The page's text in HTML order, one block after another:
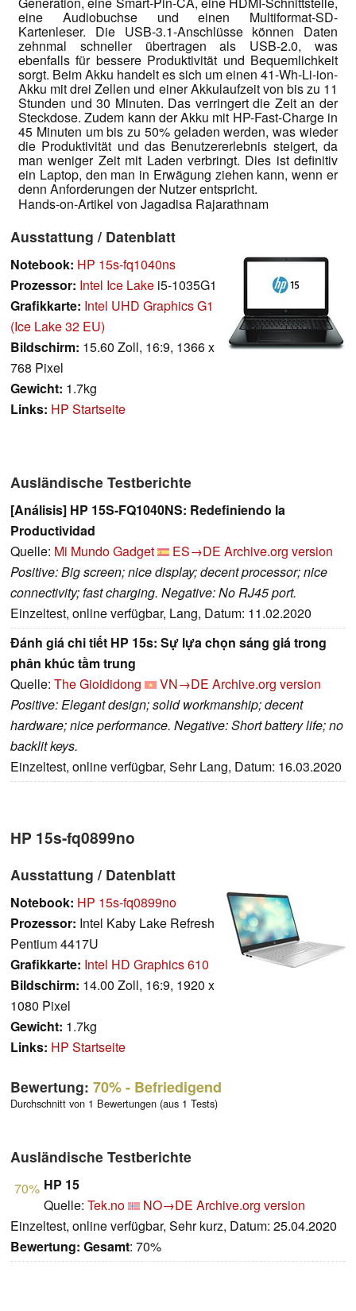
eine Audiobuchse und einen Multiformat-SD-
Kartenleser. Die USB-3.1-Anschlüsse können Daten
zehnmal schneller übertragen als USB-2.0, was
ebenfalls für bessere Produktivität und Bequemlichkeit
sorgt. Beim Akku handelt es sich um einen 41-Wh-Li-ion-
Akku mit drei Zellen und einer Akkulaufzeit von bis zu 11
Stunden und 30 Minuten. Das verringert die Zeit an der
Steckdose. Zudem kann der Akku mit HP-Fast-Charge in
45 Minuten um bis zu 50% geladen werden, was wieder
die Produktivität und das Benutzererlebnis steigert, da
man weniger Zeit mit Laden verbringt. Dies ist definitiv
ein Laptop, den man in Erwägung ziehen kann, wenn er
denn Anforderungen der Nutzer entspricht.
Hands-on-Artikel von Jagadisa Rajarathnam
Ausstattung / Datenblatt
Notebook: HP 15s-fq1040ns
Prozessor: Intel Ice Lake i5-1035G1
Grafikkarte: Intel UHD Graphics G1
(Ice Lake 32 EU)
Bildschirm: 15.60 Zoll, 16:9, 1366 x
768 Pixel
Gewicht: 1.7kg
Links: HP Startseite
Ausländische Testberichte
[Análisis] HP 15S-FQ1040NS: Redefiniendo la
Productividad
Quelle: Mi Mundo Gadget ES→DE Archive.org version
Positive: Big screen; nice display; decent processor; nice
connectivity; fast charging. Negative: No RJ45 port.
Einzeltest, online verfügbar, Lang, Datum: 11.02.2020
Đánh giá chi tiết HP 15s: Sự lựa chọn sáng giá trong
phân khúc tầm trung
Quelle: The Gioididong VN→DE Archive.org version
Positive: Elegant design; solid workmanship; decent
hardware; nice performance. Negative: Short battery life; no
backlit keys.
Einzeltest, online verfügbar, Sehr Lang, Datum: 16.03.2020
HP 15s-fq0899no
Ausstattung / Datenblatt
Notebook: HP 15s-fq0899no
Prozessor: Intel Kaby Lake Refresh
Pentium 4417U
Grafikkarte: Intel HD Graphics 610
Bildschirm: 14.00 Zoll, 16:9, 1920 x
1080 Pixel
Gewicht: 1.7kg
Links: HP Startseite
Bewertung: 70%- Befriedigend
Durchschnitt von 1 Bewertungen (aus 1 Tests)
Ausländische Testberichte
70% HP 15
Quelle: Tek.no NO→DE Archive.org version
Einzeltest, online verfügbar, Sehr kurz, Datum: 25.04.2020
Bewertung: Gesamt: 70%